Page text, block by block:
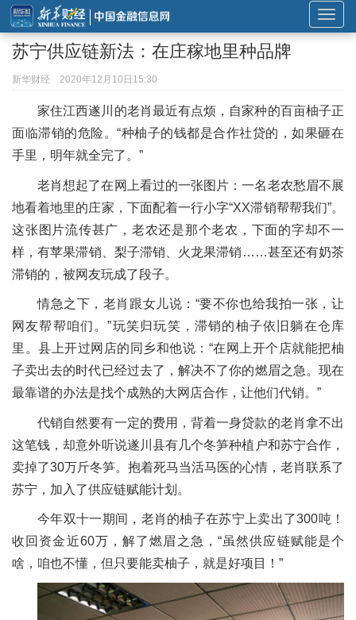
展
开
导
航
苏宁供应链新法：在庄稼地里种品牌
新华财经 2020年12月10日15:30
家住江西遂川的老肖最近有点烦，自家种的百亩柚子正
面临滞销的危险。“种柚子的钱都是合作社贷的，如果砸在
手里，明年就全完了。”
老肖想起了在网上看过的一张图片：一名老农愁眉不展
地看着地里的庄家，下面配着一行小字“XX滞销帮帮我们”。
这张图片流传甚广，老农还是那个老农，下面的字却不一
样，有苹果滞销、梨子滞销、火龙果滞销……甚至还有奶茶
滞销的，被网友玩成了段子。
情急之下，老肖跟女儿说：“要不你也给我拍一张，让
网友帮帮咱们。”玩笑归玩笑，滞销的柚子依旧躺在仓库
里。县上开过网店的同乡和他说：“在网上开个店就能把柚
子卖出去的时代已经过去了，解决不了你的燃眉之急。现在
最靠谱的办法是找个成熟的大网店合作，让他们代销。”
代销自然要有一定的费用，背着一身贷款的老肖拿不出
这笔钱，却意外听说遂川县有几个冬笋种植户和苏宁合作，
卖掉了30万斤冬笋。抱着死马当活马医的心情，老肖联系了
苏宁，加入了供应链赋能计划。
今年双十一期间，老肖的柚子在苏宁上卖出了300吨！
收回资金近60万，解了燃眉之急，“虽然供应链赋能是个
啥，咱也不懂，但只要能卖柚子，就是好项目！”